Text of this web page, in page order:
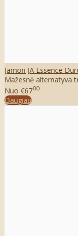
Jamon JA Essence
Mažesnė alternatyva
Nuo €6700
Daugiau